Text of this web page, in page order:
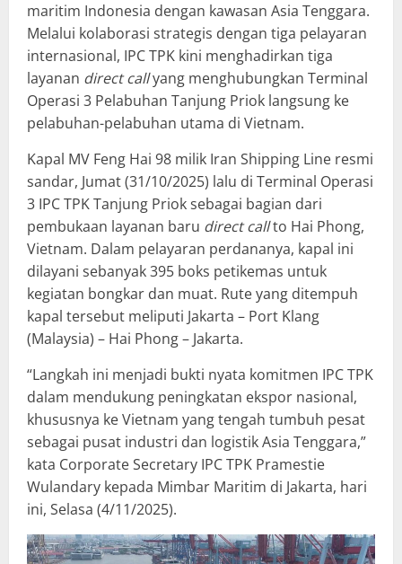
maritim Indonesia dengan kawasan Asia Tenggara.
Melalui kolaborasi strategis dengan tiga pelayaran
internasional, IPC TPK kini menghadirkan tiga
layanan direct callyang menghubungkan Terminal
Operasi 3 Pelabuhan Tanjung Priok langsung ke
pelabuhan-pelabuhan utama di Vietnam.
Kapal MV Feng Hai 98 milik Iran Shipping Line resmi
sandar, Jumat (31/10/2025) lalu di Terminal Operasi
3 IPC TPK Tanjung Priok sebagai bagian dari
pembukaan layanan baru direct callto Hai Phong,
Vietnam. Dalam pelayaran perdananya, kapal ini
dilayani sebanyak 395 boks petikemas untuk
kegiatan bongkar dan muat. Rute yang ditempuh
kapal tersebut meliputi Jakarta – Port Klang
(Malaysia) – Hai Phong – Jakarta.
“Langkah ini menjadi bukti nyata komitmen IPC TPK
dalam mendukung peningkatan ekspor nasional,
khususnya ke Vietnam yang tengah tumbuh pesat
sebagai pusat industri dan logistik Asia Tenggara,”
kata Corporate Secretary IPC TPK Pramestie
Wulandary kepada Mimbar Maritim di Jakarta, hari
ini, Selasa (4/11/2025).